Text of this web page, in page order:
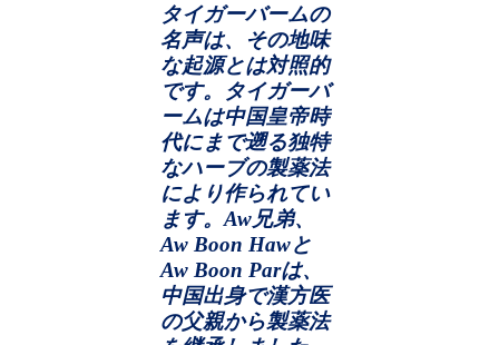
タイガーバームの
名声は、その地味
な起源とは対照的
です。タイガーバ
ームは中国皇帝時
代にまで遡る独特
なハーブの製薬法
により作られてい
ます。 Aw兄弟、
Aw Boon Hawと
Aw Boon Parは、
中国出身で漢方医
の父親から製薬法